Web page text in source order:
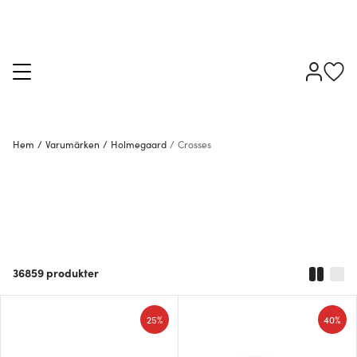
Hem / Varumärken / Holmegaard / Crosses
36859 produkter
25% 40%